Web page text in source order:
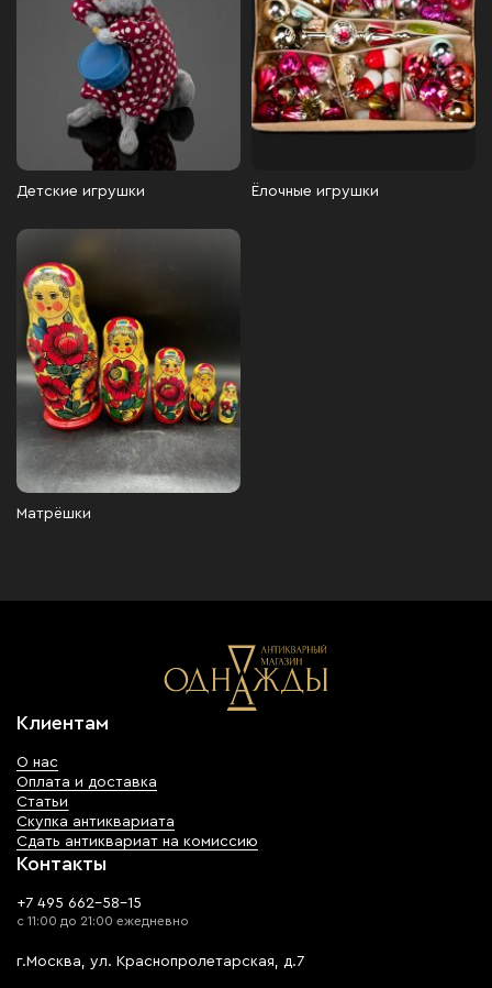
Детские игрушки Ёлочные игрушки
Матрёшки
Клиентам
О нас
Оплата и доставка
Статьи
Скупка антиквариата
Сдать антиквариат на комиссию
Контакты
+7 495 662-58-15
с 11:00 до 21:00 ежедневно
г.Москва, ул. Краснопролетарская, д.7